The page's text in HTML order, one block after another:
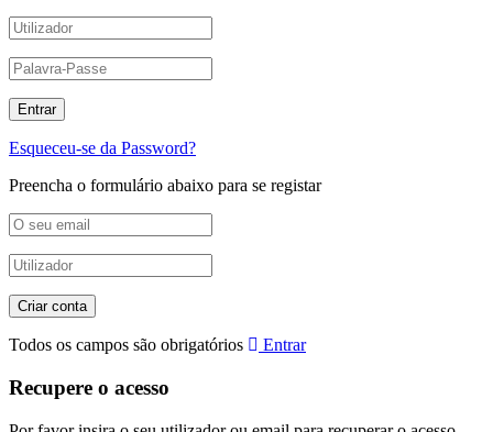
Esqueceu-se da Password?
Preencha o formulário abaixo para se registar
Todos os campos são obrigatórios Entrar
Recupere o acesso